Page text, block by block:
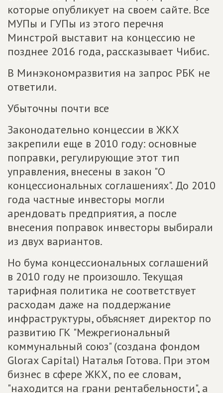
которые опубликует на своем сайте. Все
МУПы и ГУПы из этого перечня
Минстрой выставит на концессию не
позднее 2016 года, рассказывает Чибис.
В Минэкономразвития на запрос РБК не
ответили.
Убыточны почти все
Законодательно концессии в ЖКХ
закрепили еще в 2010 году: основные
поправки, регулирующие этот тип
управления, внесены в закон "О
концессиональных соглашениях". До 2010
года частные инвесторы могли
арендовать предприятия, а после
внесения поправок инвесторы выбирали
из двух вариантов.
Но бума концессиональных соглашений
в 2010 году не произошло. Текущая
тарифная политика не соответствует
расходам даже на поддержание
инфраструктуры, объясняет директор по
развитию ГК "Межрегиональный
коммунальный союз" (создана фондом
Glorax Capital) Наталья Готова. При этом
бизнес в сфере ЖКХ, по ее словам,
"находится на грани рентабельности", а